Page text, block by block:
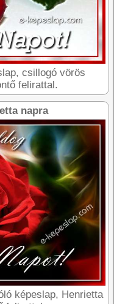
csillogó vörös
felirattal.
napra
képeslap, Henrietta